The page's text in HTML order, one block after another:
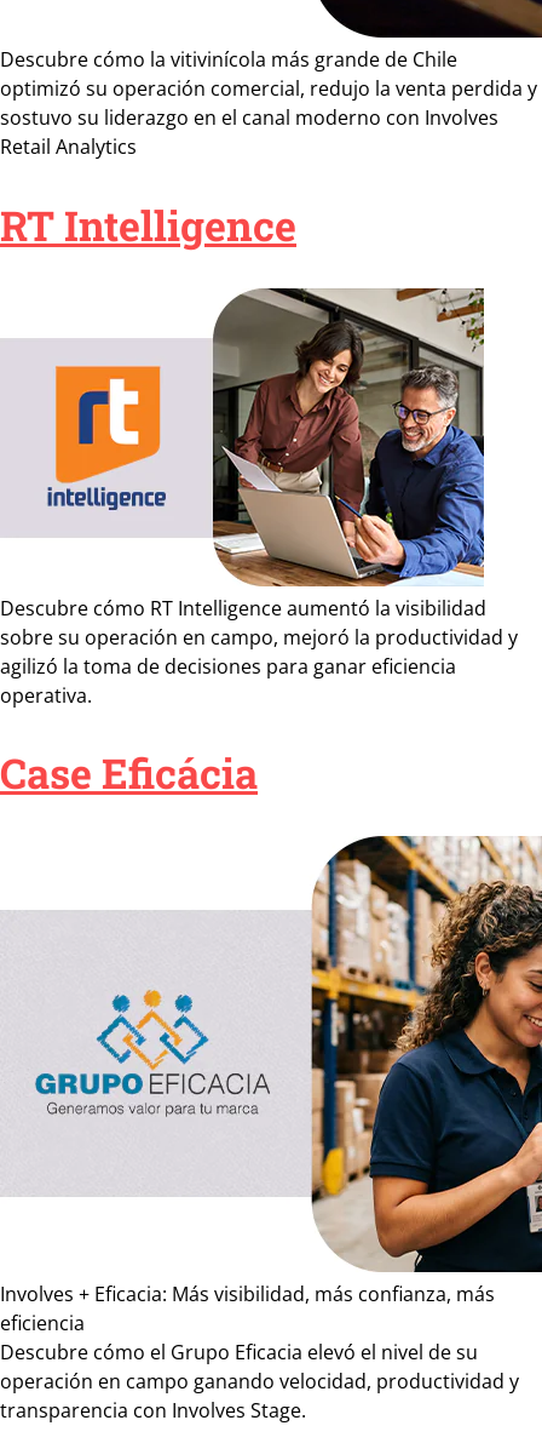
Descubre cómo la vitivinícola más grande de Chile
optimizó su operación comercial, redujo la venta perdida y
sostuvo su liderazgo en el canal moderno con Involves
Retail Analytics
RT Intelligence
Descubre cómo RT Intelligence aumentó la visibilidad
sobre su operación en campo, mejoró la productividad y
agilizó la toma de decisiones para ganar eficiencia
operativa.
Case Eficácia
Involves + Eficacia: Más visibilidad, más confianza, más
eficiencia
Descubre cómo el Grupo Eficacia elevó el nivel de su
operación en campo ganando velocidad, productividad y
transparencia con Involves Stage.